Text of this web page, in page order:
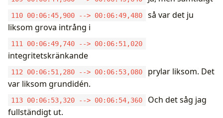
110 00:06:45,900 --> 00:06:49,480
så var det ju
liksom grova intrång i
111 00:06:49,740 --> 00:06:51,020
integritetskränkande
112 00:06:51,280 --> 00:06:53,080
prylar liksom. Det
var liksom grundidén.
113 00:06:53,320 --> 00:06:54,360
Och det såg jag
fullständigt ut.